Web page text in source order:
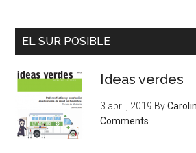
EL SUR POSIBLE
Ideas verdes
3 abril, 2019 By
Comments